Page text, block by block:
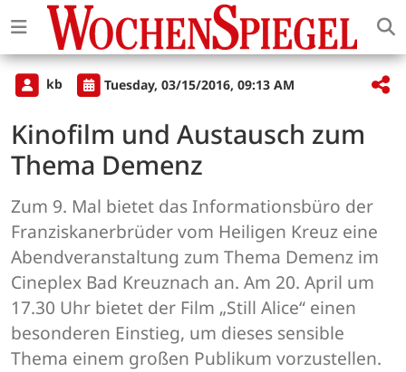
kb Tuesday, 03/15/2016, 09:13 AM
Kinofilm und Austausch zum
Thema Demenz
Zum 9. Mal bietet das Informationsbüro der
Franziskanerbrüder vom Heiligen Kreuz eine
Abendveranstaltung zum Thema Demenz im
Cineplex Bad Kreuznach an. Am 20. April um
17.30 Uhr bietet der Film „Still Alice“ einen
besonderen Einstieg, um dieses sensible
Thema einem großen Publikum vorzustellen.